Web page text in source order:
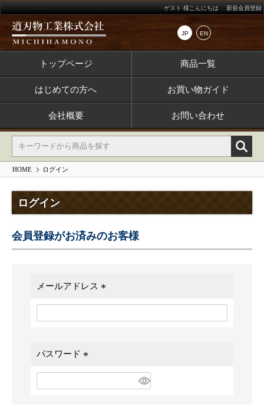
JP EN
ゲスト 様こんにちは 新規会員登録
トップページ 商品一覧
はじめての方へ お買い物ガイド
会社概要 お問い合わせ
HOME ログイン
ログイン
会員登録がお済みのお客様
メールアドレス
(
パスワード
(